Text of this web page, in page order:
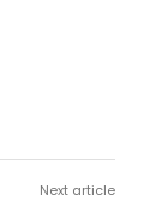
Next article